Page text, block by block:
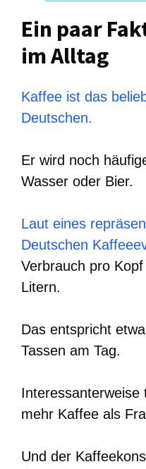
Ein paar
im Alltag
Kaffee ist das
Deutschen.
Er wird noch
Wasser oder Bier.
Laut eines
Deutschen
Verbrauch pro
Litern.
Das entspricht
Tassen am Tag.
Interessanterweise
mehr Kaffee als
Und der